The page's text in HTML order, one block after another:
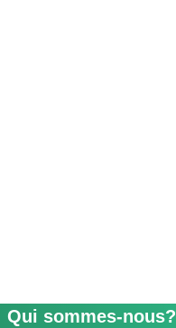
Qui sommes-nous?